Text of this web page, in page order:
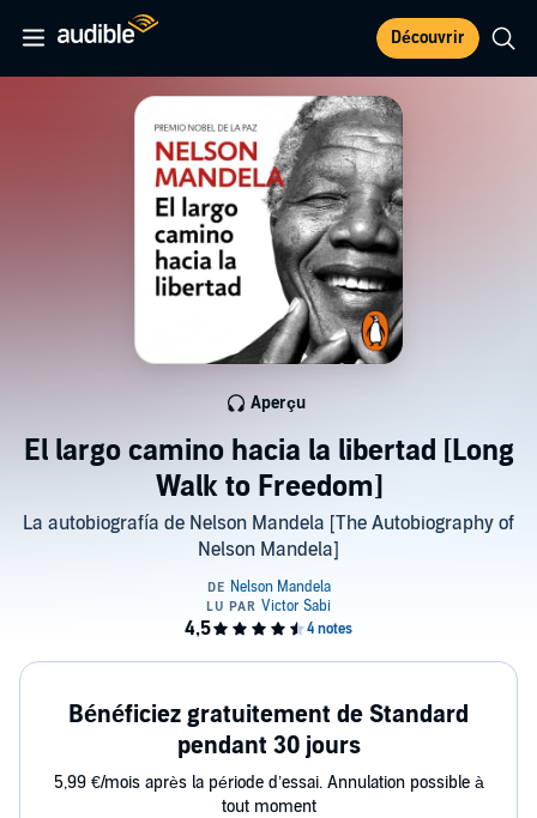
Découvrir
El largo camino hacia la libertad [Long
Walk to Freedom]
La autobiografía de Nelson Mandela [The Autobiography of
Nelson Mandela]
Aperçu
Bénéficiez gratuitement de Standard
pendant 30 jours
5,99 €/mois après la période d’essai. Annulation possible à
tout moment